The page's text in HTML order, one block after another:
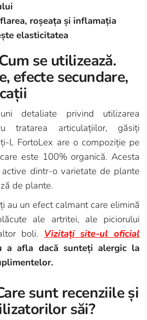
roșeața și inflamația
elasticitatea
se utilizează.
efecte secundare,
detaliate privind utilizarea
tratarea articulațiilor, găsiți
l. FortoLex are o compoziție pe
este 100% organică. Acesta
dintr-o varietate de plante
de plante.
au un efect calmant care elimină
ale artritei, ale piciorului
boli. Vizitați site-ul oficial
a afla dacă sunteți alergic la
sunt recenziile și
săi?